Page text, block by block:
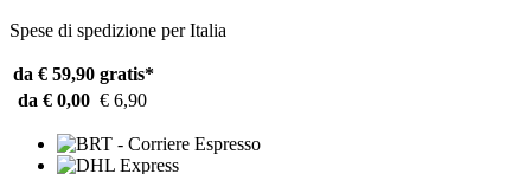
Spese di spedizione per Italia
da € 59,90 gratis*
da € 0,00 € 6,90